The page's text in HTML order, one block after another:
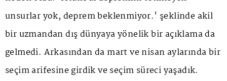
unsurlar yok, deprem beklenmiyor.' şeklinde akil
bir uzmandan dış dünyaya yönelik bir açıklama da
gelmedi. Arkasından da mart ve nisan aylarında bir
seçim arifesine girdik ve seçim süreci yaşadık.